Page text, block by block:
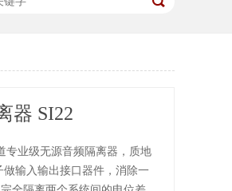
器 SI22
专业级无源音频隔离器，质地
输入输出接口器件，消除一